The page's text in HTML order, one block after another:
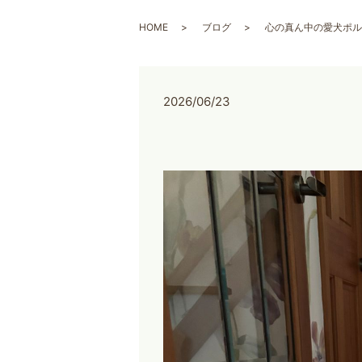
HOME ブログ 心の真ん中の愛犬ポ
2026/06/23